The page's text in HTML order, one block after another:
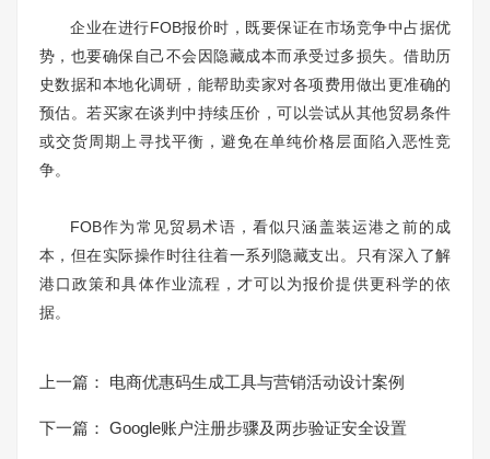
企业在进行FOB报价时，既要保证在市场竞争中占据优
势，也要确保自己不会因隐藏成本而承受过多损失。借助历
史数据和本地化调研，能帮助卖家对各项费用做出更准确的
预估。若买家在谈判中持续压价，可以尝试从其他贸易条件
或交货周期上寻找平衡，避免在单纯价格层面陷入恶性竞
争。
FOB作为常见贸易术语，看似只涵盖装运港之前的成
本，但在实际操作时往往着一系列隐藏支出。只有深入了解
港口政策和具体作业流程，才可以为报价提供更科学的依
据。
上一篇： 电商优惠码生成工具与营销活动设计案例
下一篇： Google账户注册步骤及两步验证安全设置